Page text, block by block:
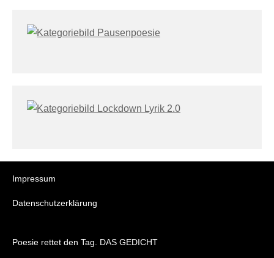
Impressum
Datenschutzerklärung
Poesie rettet den Tag. DAS GEDICHT